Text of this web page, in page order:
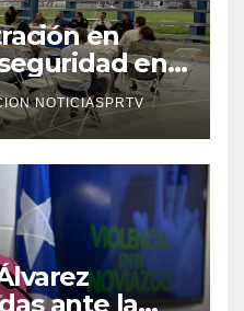
en
en
NOTICIASPRTV
ante la